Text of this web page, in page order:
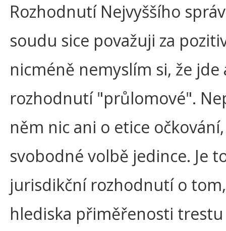
Rozhodnutí Nejvyššího
soudu sice považuji za
nicméně nemyslím si, že jde
rozhodnutí "průlomové".
něm nic ani o etice
svobodné volbě jedince. Je
jurisdikční rozhodnutí o
hlediska přiměřenosti